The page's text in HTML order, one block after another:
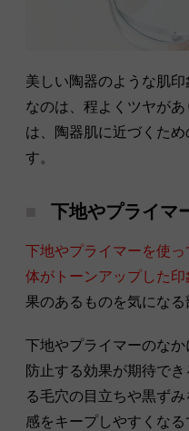
美しい陶器のような肌
なのは、程よくツヤが
は、陶器肌に近づくた
す。
下地やプライマ
下地やプライマーを使
体がトーンアップした印
果のあるものを気になる
下地やプライマーのな
防止する効果が期待で
る毛穴の目立ちや黒ず
感をキープしやすくなる